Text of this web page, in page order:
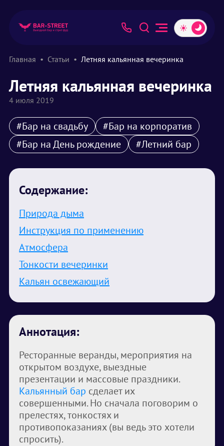
Главная Статьи Летняя кальянная вечеринка
Летняя кальянная вечеринка
4 июля 2019
#Бар на свадьбу
#Бар на корпоратив
#Бар на День рождение
#Летний бар
Содержание:
Природа дыма
Инструкция по применению
Атмосфера
Тонкости вечеринки
Кальян освежающий
Аннотация:
Ресторанные веранды, мероприятия на
открытом воздухе, выездные
презентации и массовые праздники.
Кальянный бар сделает их
совершенными. Но сначала поговорим о
прелестях, тонкостях и
противопоказаниях (вы ведь это хотели
спросить).